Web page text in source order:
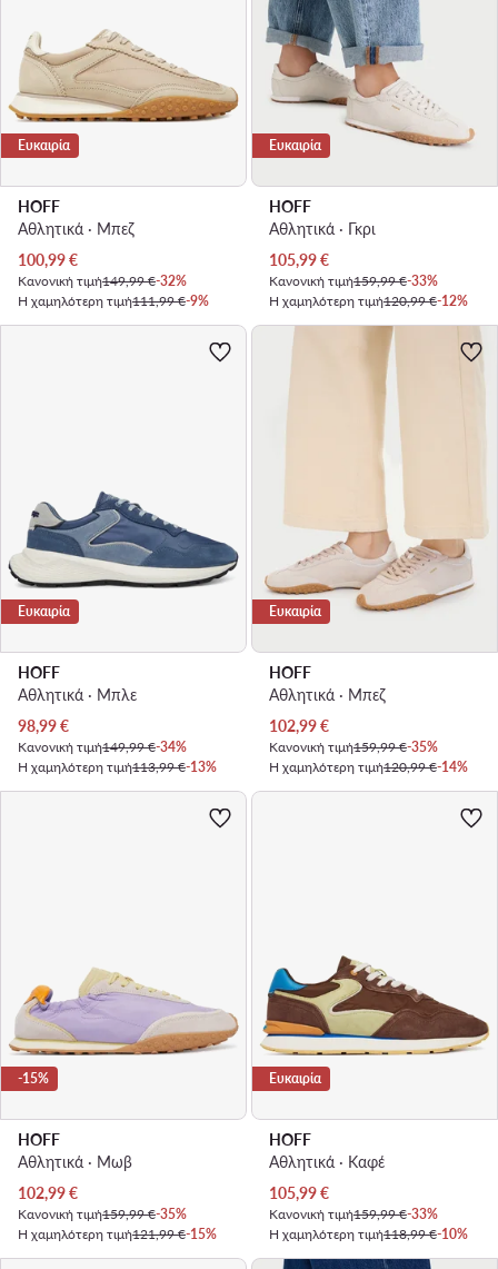
Ευκαιρία
HOFF
Αθλητικά · Μπεζ
Τρέχουσα τιμή
100,99€
Κανονική τιμή149,99 €-32%
Η χαμηλότερη τιμή111,99 €-9%
Ευκαιρία
HOFF
Αθλητικά · Γκρι
Τρέχουσα τιμή
105,99€
Κανονική τιμή159,99 €-33%
Η χαμηλότερη τιμή120,99 €-12%
Ευκαιρία
HOFF
Αθλητικά · Μπλε
Τρέχουσα τιμή
98,99€
Κανονική τιμή149,99 €-34%
Η χαμηλότερη τιμή113,99 €-13%
Ευκαιρία
HOFF
Αθλητικά · Μπεζ
Τρέχουσα τιμή
102,99€
Κανονική τιμή159,99 €-35%
Η χαμηλότερη τιμή120,99 €-14%
-15%
HOFF
Αθλητικά · Μωβ
Τρέχουσα τιμή
102,99€
Κανονική τιμή159,99 €-35%
Η χαμηλότερη τιμή121,99 €-15%
Ευκαιρία
HOFF
Αθλητικά · Καφέ
Τρέχουσα τιμή
105,99€
Κανονική τιμή159,99 €-33%
Η χαμηλότερη τιμή118,99 €-10%